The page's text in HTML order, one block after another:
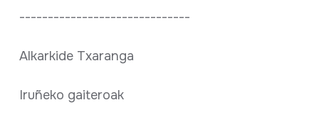
------------------------------
Alkarkide Txaranga
Iruñeko gaiteroak